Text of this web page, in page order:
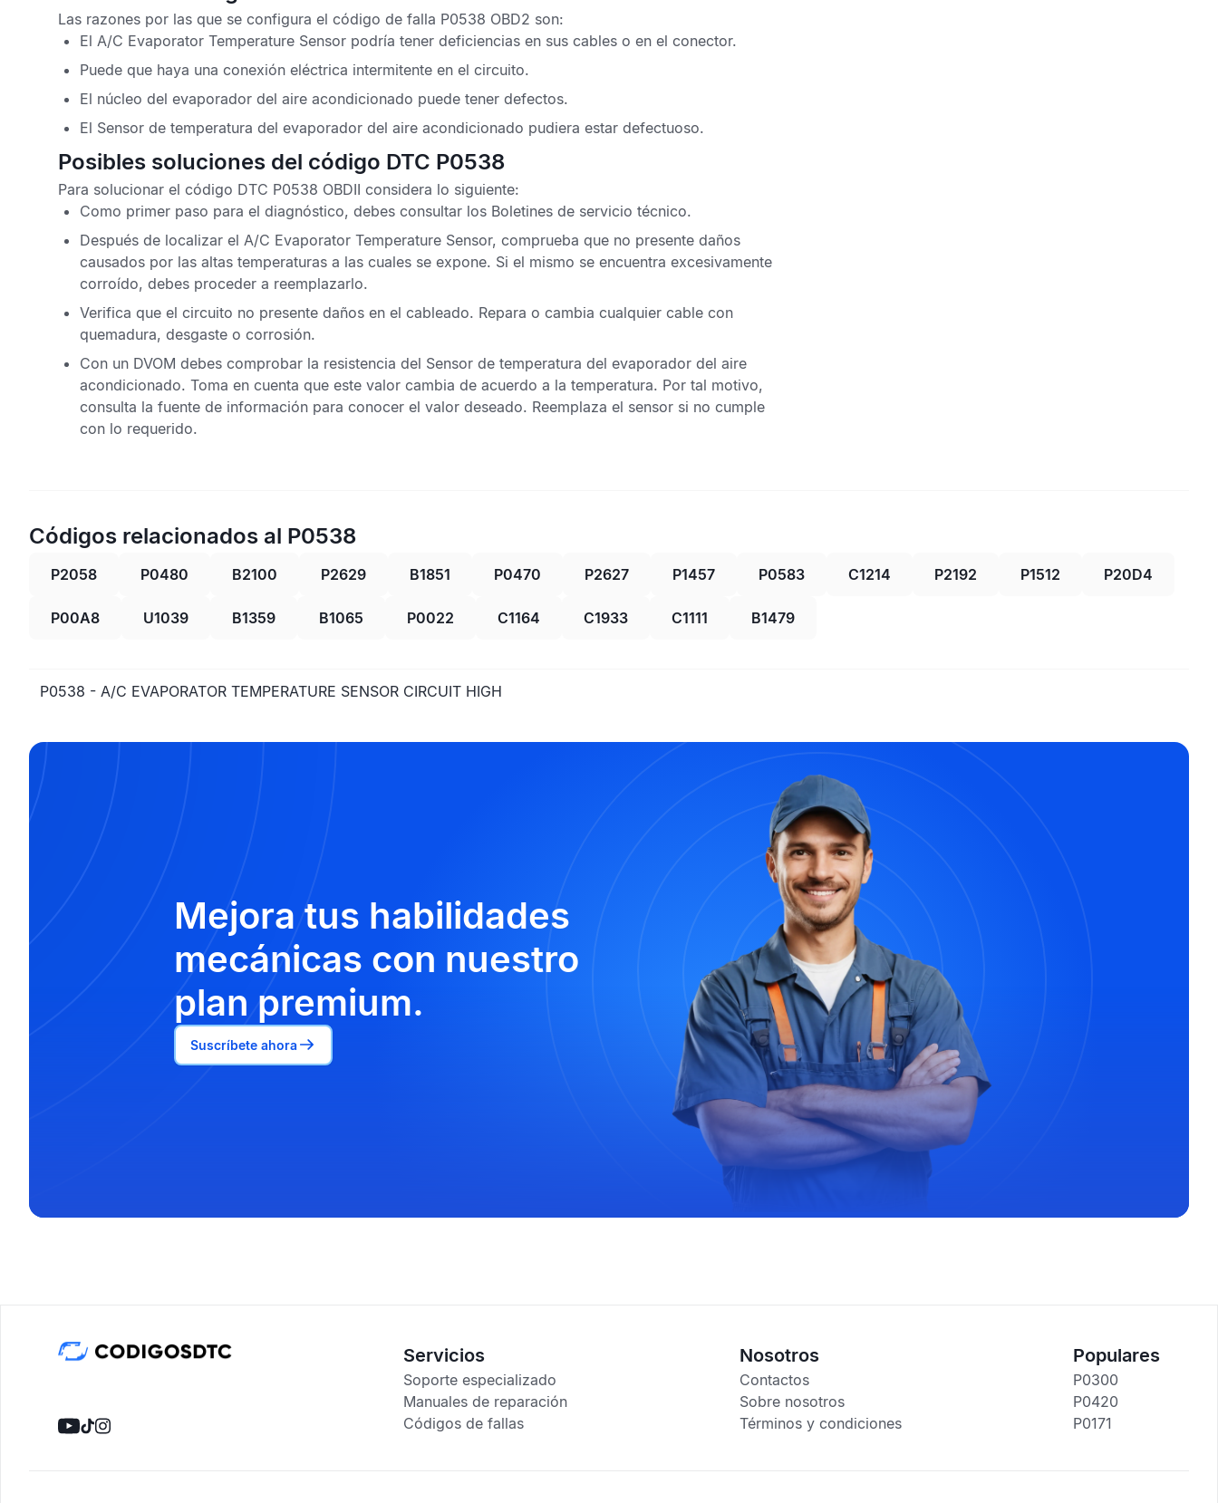
Las razones por las que se configura el código de falla P0538 OBD2 son:
El A/C Evaporator Temperature Sensor podría tener deficiencias en sus cables o en el conector.
Puede que haya una conexión eléctrica intermitente en el circuito.
El núcleo del evaporador del aire acondicionado puede tener defectos.
El Sensor de temperatura del evaporador del aire acondicionado pudiera estar defectuoso.
Posibles soluciones del código DTC P0538
Para solucionar el código DTC P0538 OBDII considera lo siguiente:
Como primer paso para el diagnóstico, debes consultar los Boletines de servicio técnico.
Después de localizar el A/C Evaporator Temperature Sensor, comprueba que no presente daños
causados por las altas temperaturas a las cuales se expone. Si el mismo se encuentra excesivamente
corroído, debes proceder a reemplazarlo.
Verifica que el circuito no presente daños en el cableado. Repara o cambia cualquier cable con
quemadura, desgaste o corrosión.
Con un DVOM debes comprobar la resistencia del Sensor de temperatura del evaporador del aire
acondicionado. Toma en cuenta que este valor cambia de acuerdo a la temperatura. Por tal motivo,
consulta la fuente de información para conocer el valor deseado. Reemplaza el sensor si no cumple
con lo requerido.
Códigos relacionados al P0538
P2058 P0480 B2100 P2629 B1851 P0470 P2627 P1457 P0583 C1214 P2192 P1512 P20D4
P00A8 U1039 B1359 B1065 P0022 C1164 C1933 C1111 B1479
P0538 - A/C EVAPORATOR TEMPERATURE SENSOR CIRCUIT HIGH
Mejora tus habilidades
mecánicas con nuestro
plan premium.
Suscríbete ahora
Servicios
Soporte especializado
Manuales de reparación
Códigos de fallas
Nosotros
Contactos
Sobre nosotros
Términos y condiciones
Populares
P0300
P0420
P0171